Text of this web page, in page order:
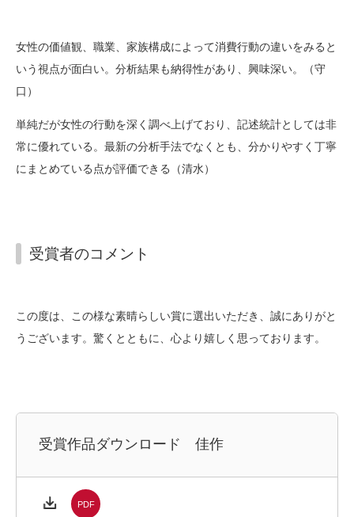
女性の価値観、職業、家族構成によって消費行動の違いをみると
いう視点が面白い。分析結果も納得性があり、興味深い。（守
口）
単純だが女性の行動を深く調べ上げており、記述統計としては非
常に優れている。最新の分析手法でなくとも、分かりやすく丁寧
にまとめている点が評価できる（清水）
受賞者のコメント
この度は、この様な素晴らしい賞に選出いただき、誠にありがと
うございます。驚くとともに、心より嬉しく思っております。
受賞作品ダウンロード 佳作